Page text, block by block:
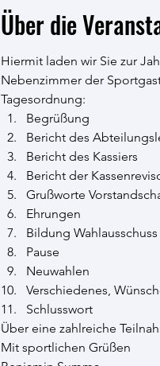
Über die
Hiermit laden wir Sie zur
Nebenzimmer der
Tagesordnung:
Begrüßung
Bericht des
Bericht des Kassiers
Bericht der
Grußworte
Ehrungen
Bildung Wahlausschuss
Pause
Neuwahlen
Verschiedenes,
Schlusswort
Über eine zahlreiche
Mit sportlichen Grüßen